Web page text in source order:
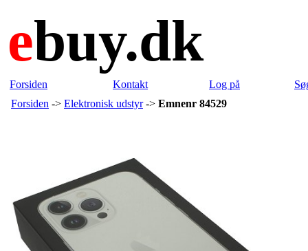
ebuy.dk
Forsiden Kontakt Log på
Forsiden -> Elektronisk udstyr-> Emnenr 84529